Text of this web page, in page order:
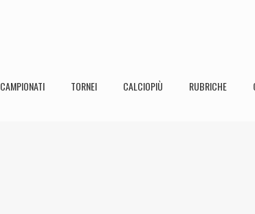
CAMPIONATI TORNEI CALCIOPIÙ RUBRICHE